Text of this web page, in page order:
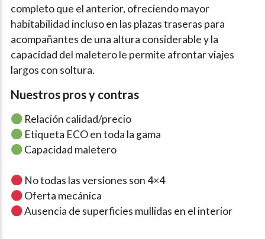
completo que el anterior, ofreciendo mayor
habitabilidad incluso en las plazas traseras para
acompañantes de una altura considerable y la
capacidad del maletero le permite afrontar viajes
largos con soltura.
Nuestros pros y contras
Relación calidad/precio
Etiqueta ECO en toda la gama
Capacidad maletero
No todas las versiones son 4×4
Oferta mecánica
Ausencia de superficies mullidas en el interior